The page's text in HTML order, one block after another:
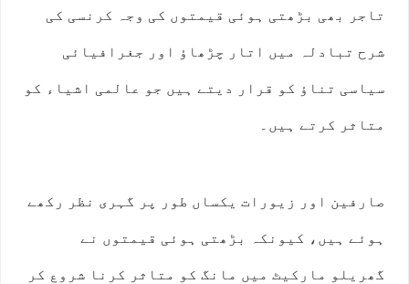
تاجر بھی بڑھتی ہوئی قیمتوں کی وجہ کرنسی کی
شرح تبادلہ میں اتار چڑھاؤ اور جغرافیائی
سیاسی تناؤ کو قرار دیتے ہیں جو عالمی اشیاء کو
متاثر کرتے ہیں۔
صارفین اور زیورات یکساں طور پر گہری نظر رکھے
ہوئے ہیں، کیونکہ بڑھتی ہوئی قیمتوں نے
گھریلو مارکیٹ میں مانگ کو متاثر کرنا شروع کر